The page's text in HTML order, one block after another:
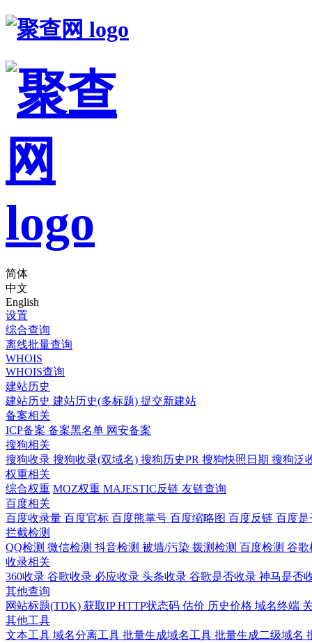
简体
中文
English
设置
综合查询
离线批量查询
WHOIS
WHOIS查询
建站历史
建站历史 建站历史(多标题) 提交新建站
备案相关
ICP备案 备案黑名单 网安备案
搜狗相关
搜狗收录 搜狗收录(双域名) 搜狗历史PR 搜狗快照日期 搜狗泛
权重相关
综合权重 MOZ权重 MAJESTIC反链 友链查询
百度相关
百度收录量 百度官标 百度熊掌号 百度缩略图 百度反链 百度
拦截检测
QQ检测 微信检测 抖音检测 被墙/污染 拨测检测 百度检测 谷
收录相关
360收录 谷歌收录 必应收录 头条收录 谷歌是否收录 神马是否
其他查询
网站标题(TDK) 获取IPHTTP状态码 估价 历史价格 域名终端
其他工具
文本工具 域名分离工具 批量生成域名工具 批量生成二级域名